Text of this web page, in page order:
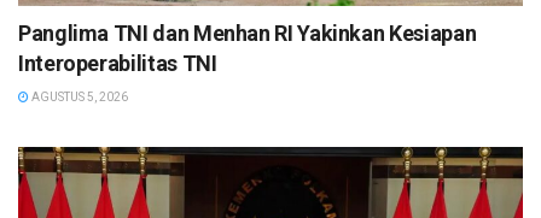
Panglima TNI dan Menhan RI Yakinkan Kesiapan
Interoperabilitas TNI
AGUSTUS 5, 2026